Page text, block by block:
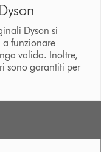
Dyson si
a funzionare
valida. Inoltre,
sono garantiti per